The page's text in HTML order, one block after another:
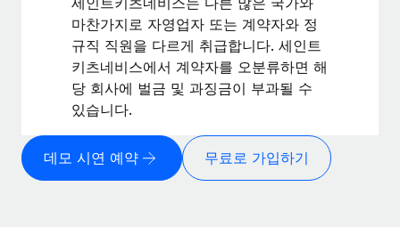
마찬가지로 자영업자 또는 계약자와 정
규직 직원을 다르게 취급합니다. 세인트
키츠네비스에서 계약자를 오분류하면 해
당 회사에 벌금 및 과징금이 부과될 수
있습니다.
데모 시연 예약 무료로 가입하기